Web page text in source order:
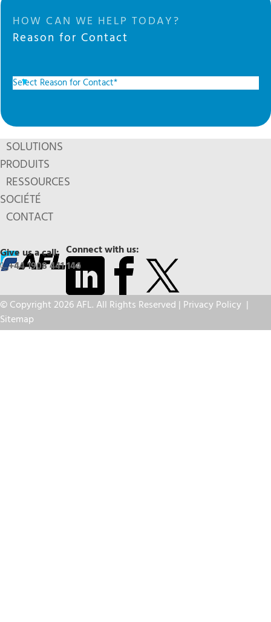
HOW CAN WE HELP TODAY?
Reason for Contact
SOLUTIONS
PRODUITS
RESSOURCES
SOCIÉTÉ
CONTACT
Connect with us:
Give us a call:
+44 1908 441 144
© Copyright 2026 AFL. All Rights Reserved | Privacy Policy |
Sitemap